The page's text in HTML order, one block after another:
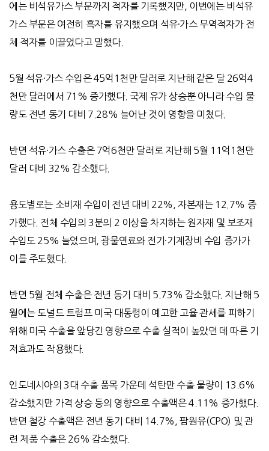
에는 비석유가스 부문까지 적자를 기록했지만, 이번에는 비석유
가스 부문은 여전히 흑자를 유지했으며 석유·가스 무역적자가 전
체 적자를 이끌었다고 말했다.
5월 석유·가스 수입은45억 1 천만 달러로 지난해 같은 달 26억4
천만 달러에서 71% 증가했다. 국제 유가 상승뿐 아니라 수입 물
량도 전년 동기 대비 7.28% 늘어난 것이 영향을 미쳤다.
반면 석유·가스 수출은 7억6천만 달러로 지난해 5월 11 억 1 천만
달러 대비 32% 감소했다.
용도별로는 소비재 수입이 전년 대비 22%,자본재는 12.7% 증
가했다. 전체 수입의 3분의 2 이상을 차지하는 원자재 및 보조재
수입도 25% 늘었으며 ,광물연료와 전기 ·기계장비 수입 증가가
이를 주도했다.
반면 5월 전체 수출은 전년 동기 대비 5.73% 감소했다. 지난해 5
월에는 도널드 트럼프 미국 대통령이 예고한 고율 관세를 피하기
위해 미국 수출을 앞당긴 영향으로 수출 실적이 높았던 데 따른 기
저효과도 작용했다.
인도네시아의 3대 수출 품목 가운데 석탄만 수출 물량이
13.6%
감소했지만 가격 상승 등의 영향으로 수출액은4.11% 증가했다.
반면 철강 수출액은 전년 동기 대비
14.7%,팜원유(CPO) 및 관
련 제품 수출은 26% 감소했다.